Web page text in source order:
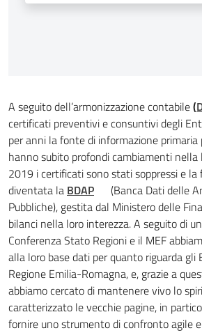
A seguito dell’armonizzazione contabile(
certificati preventivi e consuntivi degli
per anni la fonte di informazione
hanno subito profondi cambiamenti
2019 i certificati sono stati soppressi e
diventata la BDAP
(Banca Dati delle
Pubbliche), gestita dal Ministero delle
bilanci nella loro interezza. A seguito di
Conferenza Stato Regioni e il MEF
alla loro base dati per quanto riguarda gli
Regione Emilia-Romagna, e, grazie a
abbiamo cercato di mantenere vivo lo
caratterizzato le vecchie pagine, in
fornire uno strumento di confronto agile